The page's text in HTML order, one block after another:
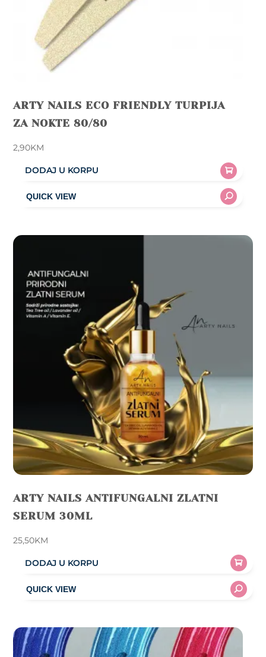
ARTY NAILS ECO FRIENDLY TURPIJA
ZA NOKTE 80/80
2,90KM
DODAJ U KORPU
ARTY NAILS ANTIFUNGALNI ZLATNI
SERUM 30ML
25,50KM
DODAJ U KORPU